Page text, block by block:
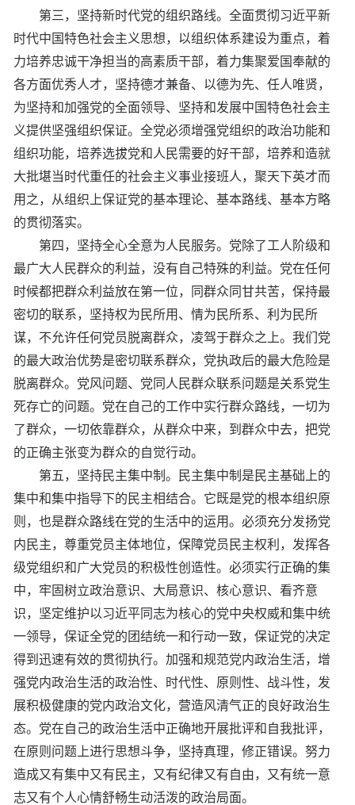
第三，坚持新时代党的组织路线。全面贯彻习近平新
时代中国特色社会主义思想，以组织体系建设为重点，着
力培养忠诚干净担当的高素质干部，着力集聚爱国奉献的
各方面优秀人才，坚持德才兼备、以德为先、任人唯贤，
为坚持和加强党的全面领导、坚持和发展中国特色社会主
义提供坚强组织保证。全党必须增强党组织的政治功能和
组织功能，培养选拔党和人民需要的好干部，培养和造就
大批堪当时代重任的社会主义事业接班人，聚天下英才而
用之，从组织上保证党的基本理论、基本路线、基本方略
的贯彻落实。
第四，坚持全心全意为人民服务。党除了工人阶级和
最广大人民群众的利益，没有自己特殊的利益。党在任何
时候都把群众利益放在第一位，同群众同甘共苦，保持最
密切的联系，坚持权为民所用、情为民所系、利为民所
谋，不允许任何党员脱离群众，凌驾于群众之上。我们党
的最大政治优势是密切联系群众，党执政后的最大危险是
脱离群众。党风问题、党同人民群众联系问题是关系党生
死存亡的问题。党在自己的工作中实行群众路线，一切为
了群众，一切依靠群众，从群众中来，到群众中去，把党
的正确主张变为群众的自觉行动。
第五，坚持民主集中制。民主集中制是民主基础上的
集中和集中指导下的民主相结合。它既是党的根本组织原
则，也是群众路线在党的生活中的运用。必须充分发扬党
内民主，尊重党员主体地位，保障党员民主权利，发挥各
级党组织和广大党员的积极性创造性。必须实行正确的集
中，牢固树立政治意识、大局意识、核心意识、看齐意
识，坚定维护以习近平同志为核心的党中央权威和集中统
一领导，保证全党的团结统一和行动一致，保证党的决定
得到迅速有效的贯彻执行。加强和规范党内政治生活，增
强党内政治生活的政治性、时代性、原则性、战斗性，发
展积极健康的党内政治文化，营造风清气正的良好政治生
态。党在自己的政治生活中正确地开展批评和自我批评，
在原则问题上进行思想斗争，坚持真理，修正错误。努力
造成又有集中又有民主，又有纪律又有自由，又有统一意
志又有个人心情舒畅生动活泼的政治局面。